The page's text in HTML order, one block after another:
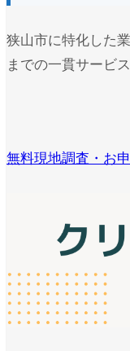
狭山市に特化した
までの一貫サービ
無料現地調査・お